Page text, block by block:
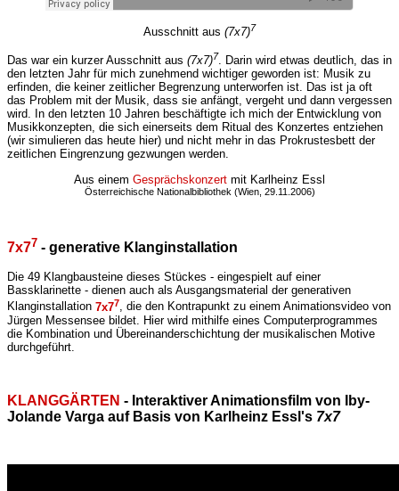
Ausschnitt aus (7x7)7
Das war ein kurzer Ausschnitt aus (7x7)7. Darin wird etwas deutlich, das in
den letzten Jahr für mich zunehmend wichtiger geworden ist: Musik zu
erfinden, die keiner zeitlicher Begrenzung unterworfen ist. Das ist ja oft
das Problem mit der Musik, dass sie anfängt, vergeht und dann vergessen
wird. In den letzten 10 Jahren beschäftigte ich mich der Entwicklung von
Musikkonzepten, die sich einerseits dem Ritual des Konzertes entziehen
(wir simulieren das heute hier) und nicht mehr in das Prokrustesbett der
zeitlichen Eingrenzung gezwungen werden.
Aus einem Gesprächskonzert mit Karlheinz Essl
Österreichische Nationalbibliothek (Wien, 29.11.2006)
7x77 - generative Klanginstallation
Die 49 Klangbausteine dieses Stückes - eingespielt auf einer
Bassklarinette - dienen auch als Ausgangsmaterial der generativen
Klanginstallation 7x77, die den Kontrapunkt zu einem Animationsvideo von
Jürgen Messensee bildet. Hier wird mithilfe eines Computerprogrammes
die Kombination und Übereinanderschichtung der musikalischen Motive
durchgeführt.
KLANGGÄRTEN - Interaktiver Animationsfilm von Iby-
Jolande Varga auf Basis von Karlheinz Essl's 7x7